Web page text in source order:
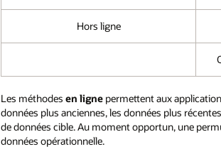
Hors ligne
Les méthodesen ligne permettent aux
données plus anciennes, les données plus
de données cible. Au moment opportun, une
données opérationnelle.